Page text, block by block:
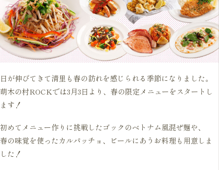
日が伸びてきて清里も春の訪れを感じられる季節になりました。
萌木の村ROCKでは3月3日より、春の限定メニューをスタートし
ます！
初めてメニュー作りに挑戦したゴックのベトナム風混ぜ麺や、
春の味覚を使ったカルパッチョ、ビールにあうお料理も用意しま
した！